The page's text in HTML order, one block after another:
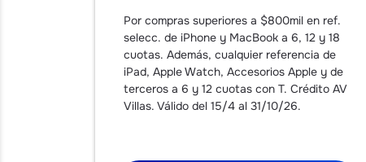
Por compras superiores a $800mil en ref.
selecc. de iPhone y MacBook a 6, 12 y 18
cuotas. Además, cualquier referencia de
iPad, Apple Watch, Accesorios Apple y de
terceros a 6 y 12 cuotas con T. Crédito AV
Villas. Válido del 15/4 al 31/10/26.